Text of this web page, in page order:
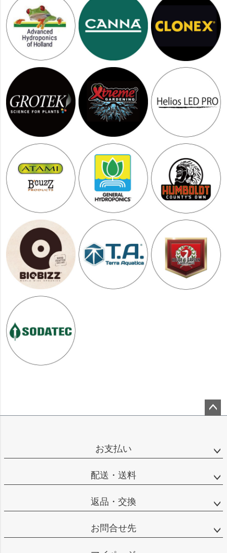
お支払い
配送・送料
返品・交換
お問合せ先